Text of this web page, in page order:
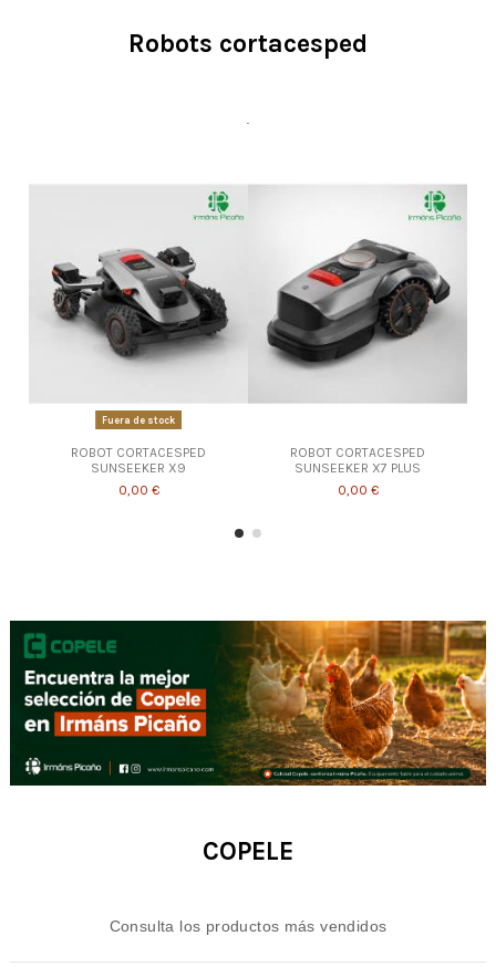
Robots cortacesped
Fuera de stock
ROBOT CORTACESPED
SUNSEEKER X9
0,00 €
ROBOT CORTACESPED
SUNSEEKER X7 PLUS
0,00 €
COPELE
Consulta los productos más vendidos